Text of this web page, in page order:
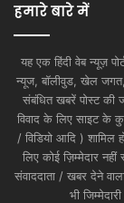
हमारे बारे में
यह एक हिंदी वेब न्यूज़
न्यूज, बॉलीवुड, खेल जगत,
संबंधित खबरें पोस्ट की
विवाद के लिए साइट के
/ विडियो आदि ) शामिल
लिए कोई ज़िम्मेदार
संवाददाता / खबर देने
भी